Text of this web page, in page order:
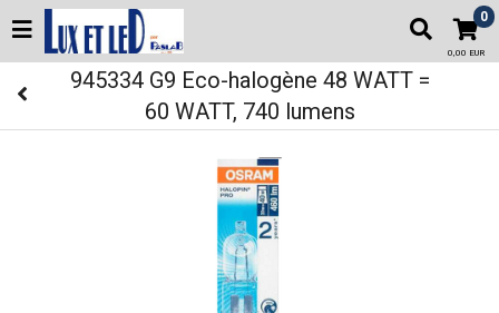
0
0,00 EUR
945334 G9 Eco-halogène 48 WATT =
60 WATT, 740 lumens